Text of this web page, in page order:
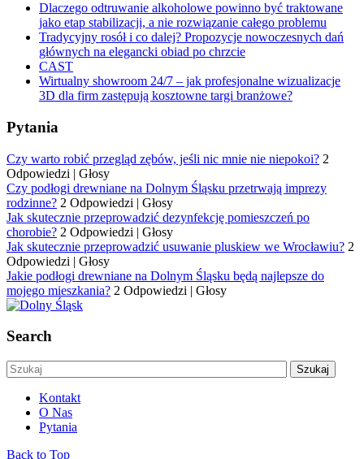
Dlaczego odtruwanie alkoholowe powinno być traktowane
jako etap stabilizacji, a nie rozwiązanie całego problemu
Tradycyjny rosół i co dalej? Propozycje nowoczesnych dań
głównych na elegancki obiad po chrzcie
CAST
Wirtualny showroom 24/7 – jak profesjonalne wizualizacje
3D dla firm zastępują kosztowne targi branżowe?
Pytania
Czy warto robić przegląd zębów, jeśli nic mnie nie niepokoi? 2
Odpowiedzi | Głosy
Czy podłogi drewniane na Dolnym Śląsku przetrwają imprezy
rodzinne? 2 Odpowiedzi | Głosy
Jak skutecznie przeprowadzić dezynfekcję pomieszczeń po
chorobie? 2 Odpowiedzi | Głosy
Jak skutecznie przeprowadzić usuwanie pluskiew we Wrocławiu? 2
Odpowiedzi | Głosy
Jakie podłogi drewniane na Dolnym Śląsku będą najlepsze do
mojego mieszkania? 2 Odpowiedzi | Głosy
Search
Kontakt
O Nas
Pytania
Back to Top